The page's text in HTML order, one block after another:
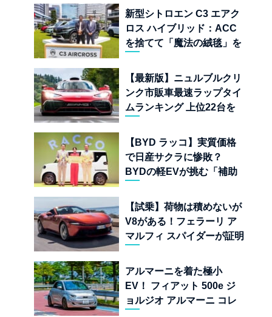
新型シトロエン C3 エアク
ロス ハイブリッド：ACC
を捨てて「魔法の絨毯」を
児
【最新版】ニュルブルクリ
ンク市販車最速ラップタイ
ムランキング 上位22台を
【BYD ラッコ】実質価格
で日産サクラに惨敗？
BYDの軽EVが挑む「補助
界
【試乗】荷物は積めないが
V8がある！フェラーリ ア
マルフィ スパイダーが証明
ーの至福
アルマーニを着た極小
EV！ フィアット 500e ジ
ョルジオ アルマーニ コレ